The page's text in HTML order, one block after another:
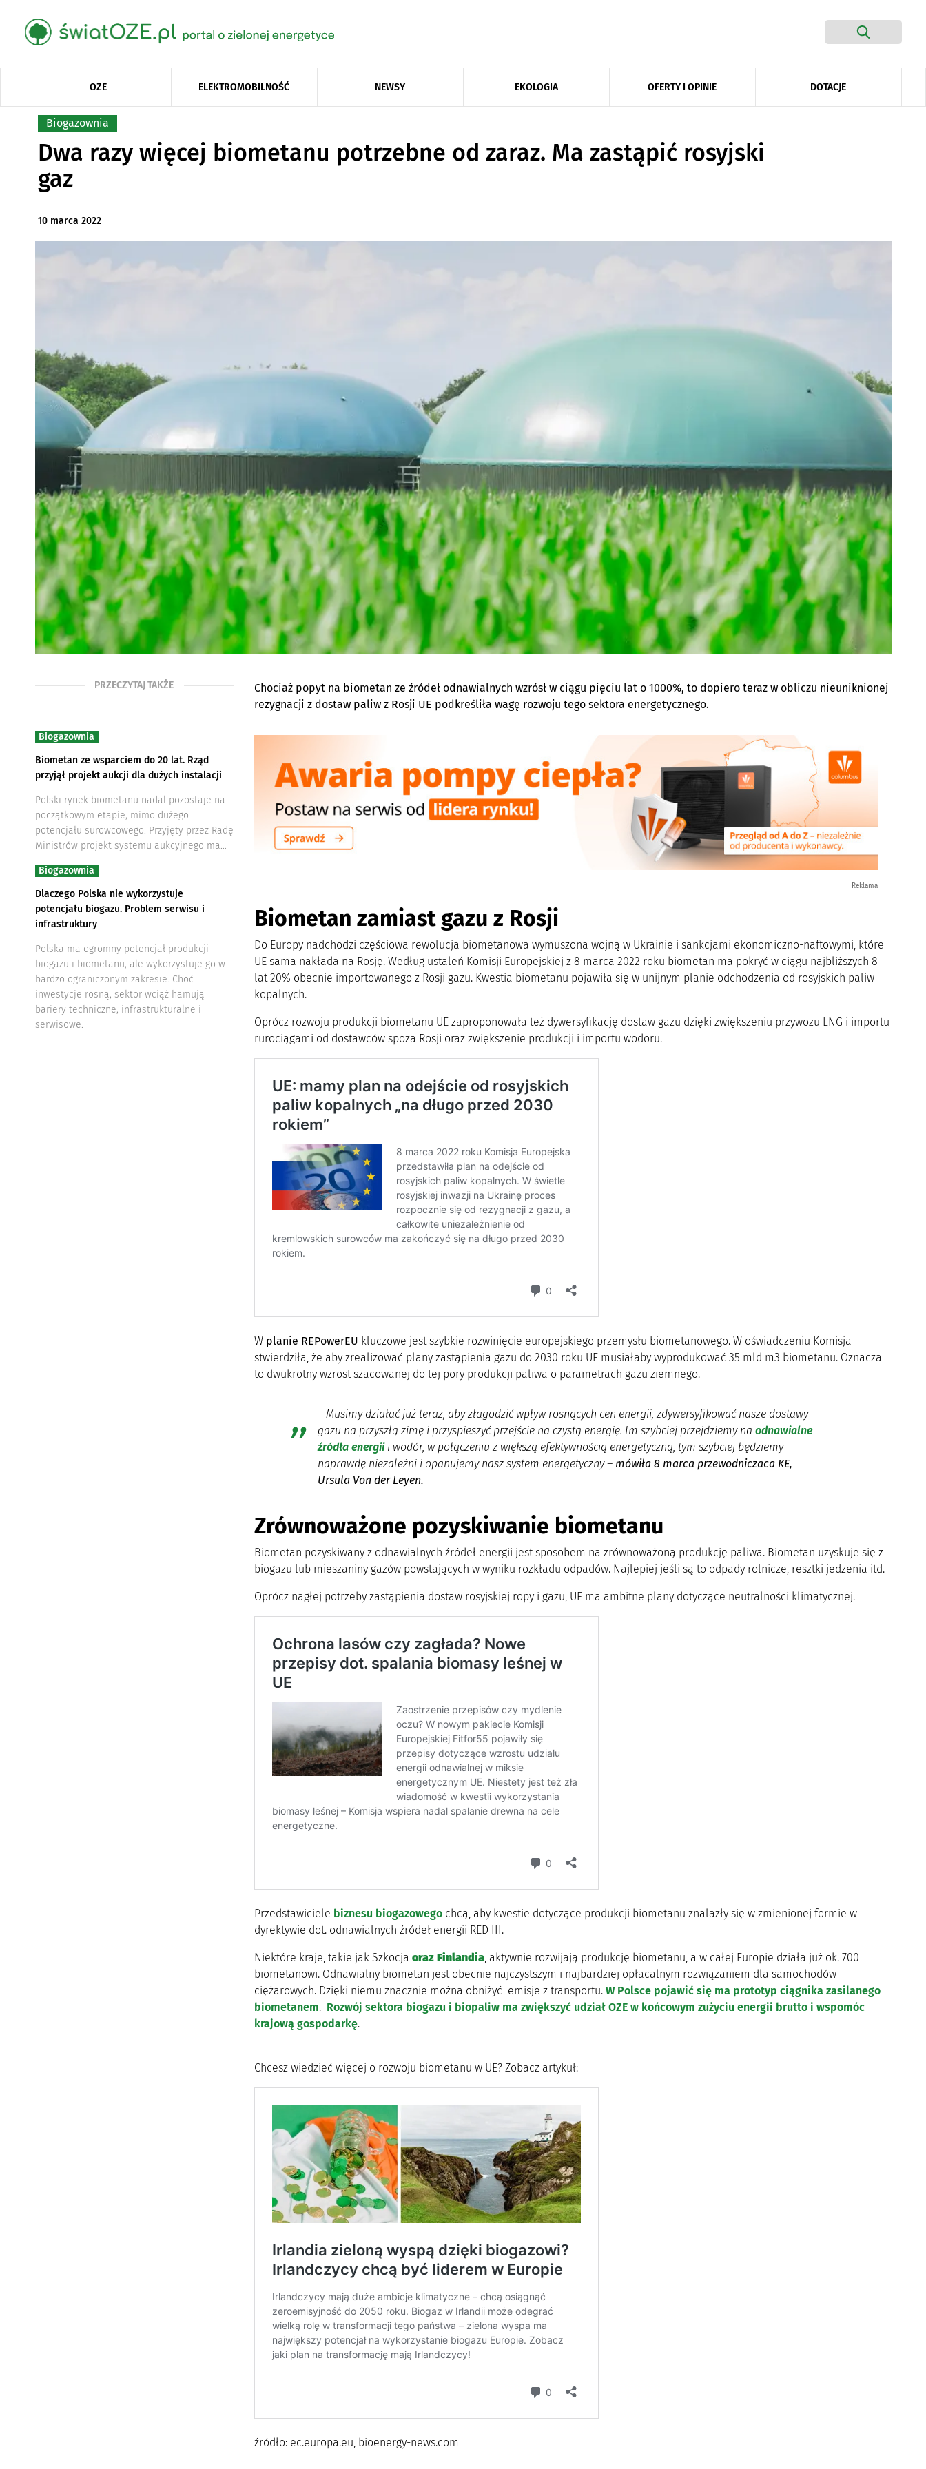
OZE ELEKTROMOBILNOŚĆ NEWSY EKOLOGIA OFERTY I OPINIE DOTACJE
Biogazownia
Dwa razy więcej biometanu potrzebne od zaraz. Ma zastąpić rosyjski
gaz
10 marca 2022
PRZECZYTAJ TAKŻE
Biogazownia
Biometan ze wsparciem do 20 lat. Rząd
przyjął projekt aukcji dla dużych instalacji
Polski rynek biometanu nadal pozostaje na
początkowym etapie, mimo dużego
potencjału surowcowego. Przyjęty przez Radę
Ministrów projekt systemu aukcyjnego ma…
Biogazownia
Dlaczego Polska nie wykorzystuje
potencjału biogazu. Problem serwisu i
infrastruktury
Polska ma ogromny potencjał produkcji
biogazu i biometanu, ale wykorzystuje go w
bardzo ograniczonym zakresie. Choć
inwestycje rosną, sektor wciąż hamują
bariery techniczne, infrastrukturalne i
serwisowe.
Chociaż popyt na biometan ze źródeł odnawialnych wzrósł w ciągu pięciu lat o 1000%, to dopiero teraz w obliczu nieuniknionej
rezygnacji z dostaw paliw z Rosji UE podkreśliła wagę rozwoju tego sektora energetycznego.
Reklama
Biometan zamiast gazu z Rosji
Do Europy nadchodzi częściowa rewolucja biometanowa wymuszona wojną w Ukrainie i sankcjami ekonomiczno-naftowymi, które
UE sama nakłada na Rosję. Według ustaleń Komisji Europejskiej z 8 marca 2022 roku biometan ma pokryć w ciągu najbliższych 8
lat 20% obecnie importowanego z Rosji gazu. Kwestia biometanu pojawiła się w unijnym planie odchodzenia od rosyjskich paliw
kopalnych.
Oprócz rozwoju produkcji biometanu UE zaproponowała też dywersyfikację dostaw gazu dzięki zwiększeniu przywozu LNG i importu
rurociągami od dostawców spoza Rosji oraz zwiększenie produkcji i importu wodoru.
W planie REPowerEU kluczowe jest szybkie rozwinięcie europejskiego przemysłu biometanowego. W oświadczeniu Komisja
stwierdziła, że ​​aby zrealizować plany zastąpienia gazu do 2030 roku UE musiałaby wyprodukować 35 mld m3 biometanu. Oznacza
to dwukrotny wzrost szacowanej do tej pory produkcji paliwa o parametrach gazu ziemnego.
–Musimy działać już teraz, aby złagodzić wpływ rosnących cen energii, zdywersyfikować nasze dostawy
gazu na przyszłą zimę i przyspieszyć przejście na czystą energię. Im szybciej przejdziemy naodnawialne
źródła energiii wodór, w połączeniu z większą efektywnością energetyczną, tym szybciej będziemy
naprawdę niezależni i opanujemy nasz system energetyczny– mówiła 8 marca przewodniczaca KE,
Ursula Von der Leyen.
Zrównoważone pozyskiwanie biometanu
Biometan pozyskiwany z odnawialnych źródeł energii jest sposobem na zrównoważoną produkcję paliwa. Biometan uzyskuje się z
biogazu lub mieszaniny gazów powstających w wyniku rozkładu odpadów. Najlepiej jeśli są to odpady rolnicze, resztki jedzenia itd.
Oprócz nagłej potrzeby zastąpienia dostaw rosyjskiej ropy i gazu, UE ma ambitne plany dotyczące neutralności klimatycznej.
Przedstawiciele biznesu biogazowegochcą, aby kwestie dotyczące produkcji biometanu znalazły się w zmienionej formie w
dyrektywie dot. odnawialnych źródeł energii RED III.
Niektóre kraje, takie jak Szkocja oraz Finlandia, aktywnie rozwijają produkcję biometanu, a w całej Europie działa już ok. 700
biometanowi. Odnawialny biometan jest obecnie najczystszym i najbardziej opłacalnym rozwiązaniem dla samochodów
ciężarowych. Dzięki niemu znacznie można obniżyć emisje z transportu.W Polsce pojawić się ma prototyp ciągnika zasilanego
biometanem. Rozwój sektora biogazu i biopaliw ma zwiększyć udział OZE w końcowym zużyciu energii brutto i wspomóc
krajową gospodarkę.
Chcesz wiedzieć więcej o rozwoju biometanu w UE? Zobacz artykuł:
źródło: ec.europa.eu, bioenergy-news.com